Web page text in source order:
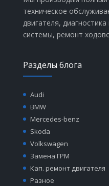
техническое
двигателя,
системы, ремонт
Разделы блога
Audi
BMW
Mercedes-benz
Skoda
Volkswagen
Замена ГРМ
Кап. ремонт двигателя
Разное